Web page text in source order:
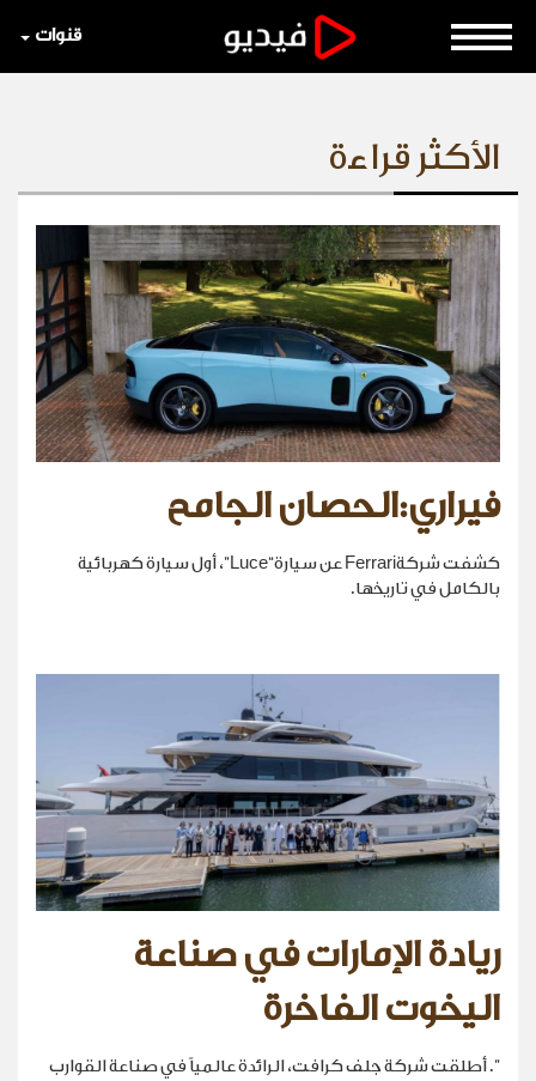
قنوات
الأكثر قراءة
فيراري:الحصان الجامح
كشفت شركةFerrari عن سيارة“Luce”، أول سيارة كهربائية
بالكامل في تاريخها.
ريادة الإمارات في صناعة
اليخوت الفاخرة
". أطلقت شركة جلف كرافت، الرائدة عالمياً في صناعة القوارب